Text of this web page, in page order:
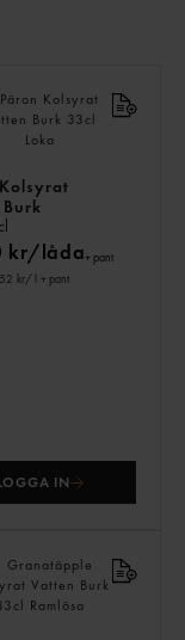
kr/låda+ pant
kr/ l + pant
IN